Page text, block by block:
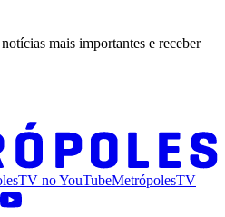
mais importantes e receber
noYouTubeMetrópolesTV